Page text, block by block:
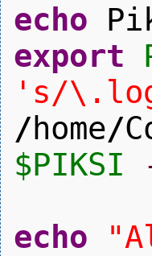
echo
export
's/
/home/
$PIKSI
echo